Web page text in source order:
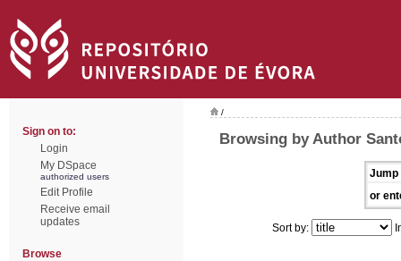
Sign on to:
Login
My DSpace
authorized users
Edit Profile
Receive email
updates
Browse
/
Browsing by Author
Jump
or
Sort by: